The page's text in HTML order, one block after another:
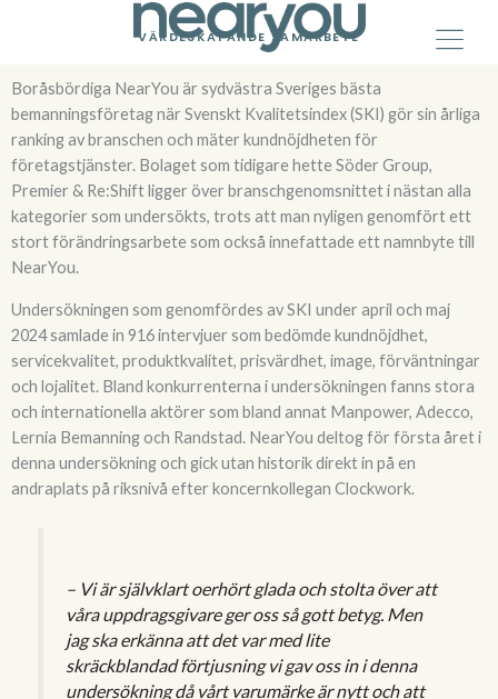
VÄRDESKAPANDE SAMARBETE
Boråsbördiga NearYou är sydvästra Sveriges bästa
bemanningsföretag när Svenskt Kvalitetsindex (SKI) gör sin årliga
ranking av branschen och mäter kundnöjdheten för
företagstjänster. Bolaget som tidigare hette Söder Group,
Premier & Re:Shift ligger över branschgenomsnittet i nästan alla
kategorier som undersökts, trots att man nyligen genomfört ett
stort förändringsarbete som också innefattade ett namnbyte till
NearYou.
Undersökningen som genomfördes av SKI under april och maj
2024 samlade in 916 intervjuer som bedömde kundnöjdhet,
servicekvalitet, produktkvalitet, prisvärdhet, image, förväntningar
och lojalitet. Bland konkurrenterna i undersökningen fanns stora
och internationella aktörer som bland annat Manpower, Adecco,
Lernia Bemanning och Randstad. NearYou deltog för första året i
denna undersökning och gick utan historik direkt in på en
andraplats på riksnivå efter koncernkollegan Clockwork.
– Vi är självklart oerhört glada och stolta över att
våra uppdragsgivare ger oss så gott betyg. Men
jag ska erkänna att det var med lite
skräckblandad förtjusning vi gav oss in i denna
undersökning då vårt varumärke är nytt och att